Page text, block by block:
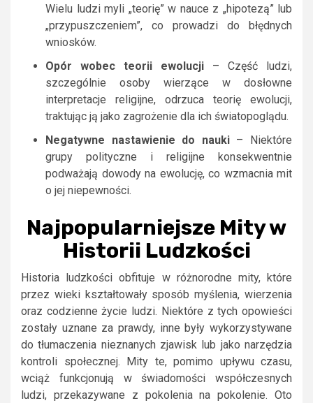
Wielu ludzi myli „teorię” w nauce z „hipotezą” lub
„przypuszczeniem”, co prowadzi do błędnych
wniosków.
Opór wobec teorii ewolucji – Część ludzi,
szczególnie osoby wierzące w dosłowne
interpretacje religijne, odrzuca teorię ewolucji,
traktując ją jako zagrożenie dla ich światopoglądu.
Negatywne nastawienie do nauki– Niektóre
grupy polityczne i religijne konsekwentnie
podważają dowody na ewolucję, co wzmacnia mit
o jej niepewności.
Najpopularniejsze Mity w
Historii Ludzkości
Historia ludzkości obfituje w różnorodne mity, które
przez wieki kształtowały sposób myślenia, wierzenia
oraz codzienne życie ludzi. Niektóre z tych opowieści
zostały uznane za prawdy, inne były wykorzystywane
do tłumaczenia nieznanych zjawisk lub jako narzędzia
kontroli społecznej. Mity te, pomimo upływu czasu,
wciąż funkcjonują w świadomości współczesnych
ludzi, przekazywane z pokolenia na pokolenie. Oto